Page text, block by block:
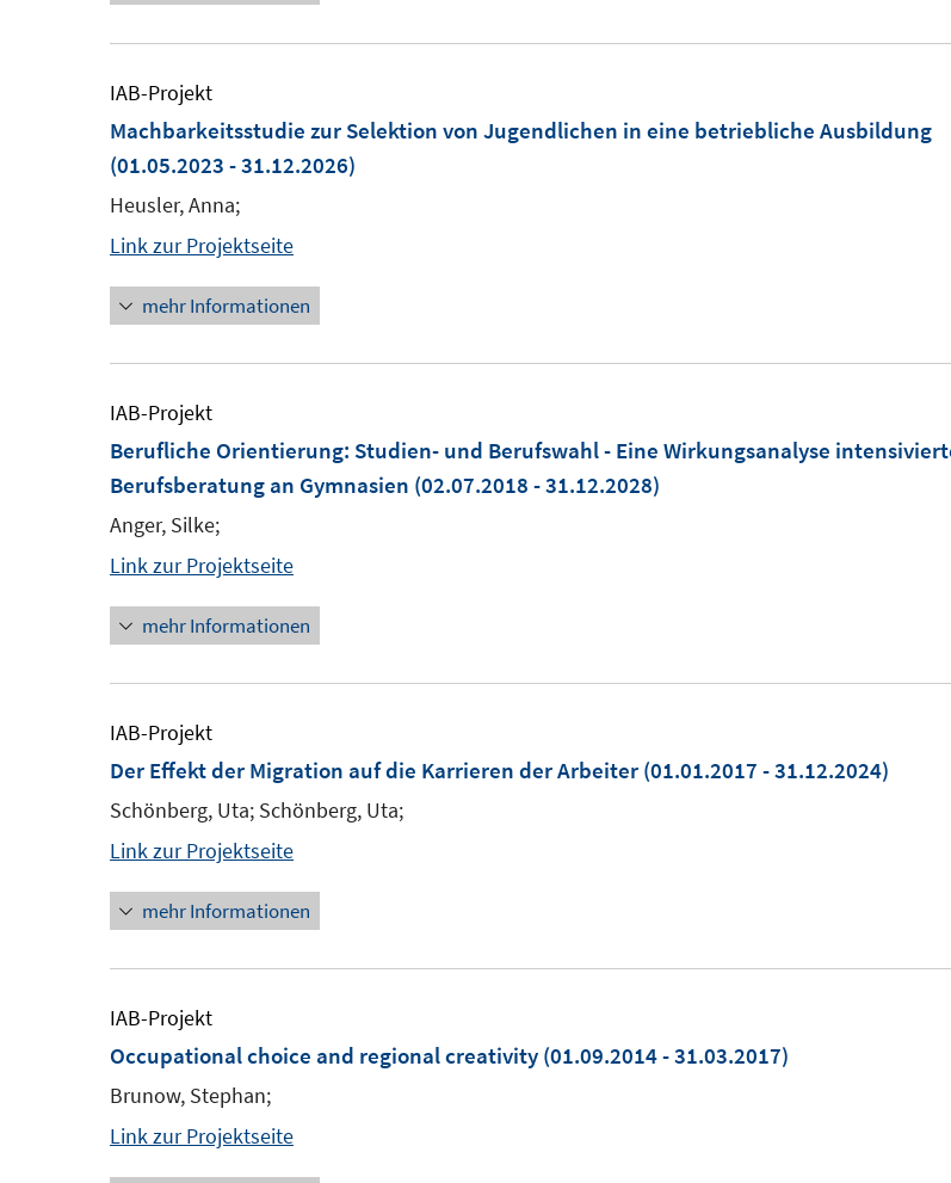
IAB-Projekt
Machbarkeitsstudie zur Selektion von Jugendlichen in eine betriebliche Ausbildung
(01.05.2023 - 31.12.2026)
Heusler, Anna;
Link zur Projektseite
mehr Informationen
IAB-Projekt
Berufliche Orientierung: Studien- und Berufswahl - Eine Wirkungsanalyse
Berufsberatung an Gymnasien (02.07.2018 - 31.12.2028)
Anger, Silke;
Link zur Projektseite
mehr Informationen
IAB-Projekt
Der Effekt der Migration auf die Karrieren der Arbeiter (01.01.2017 - 31.12.2024)
Schönberg, Uta; Schönberg, Uta;
Link zur Projektseite
mehr Informationen
IAB-Projekt
Occupational choice and regional creativity (01.09.2014 - 31.03.2017)
Brunow, Stephan;
Link zur Projektseite